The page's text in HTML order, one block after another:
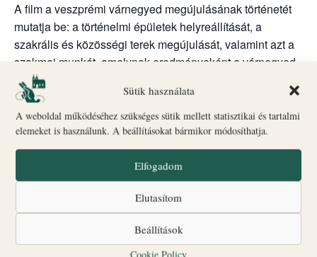
Sütik használata
A weboldal működéséhez szükséges sütik mellett statisztikai és tartalmi
elemeket is használunk. A beállításokat bármikor módosíthatja.
Elfogadom
Elutasítom
Beállítások
A film a veszprémi várnegyed megújulásának történetét
mutatja be: a történelmi épületek helyreállítását, a
szakrális és közösségi terek megújulását, valamint azt a
szakmai munkát, amelynek eredményeként a várnegyed
újra látogatható és élő kulturális térré vált. A vetítés
betekintést nyújt a műemlékvédelem, az építészet és az
örökségmegőrzés kulisszái mögé is.
Gyülekezőpont:Biró–Giczey Ház (Vár utca 31.)
maximum 20 fő